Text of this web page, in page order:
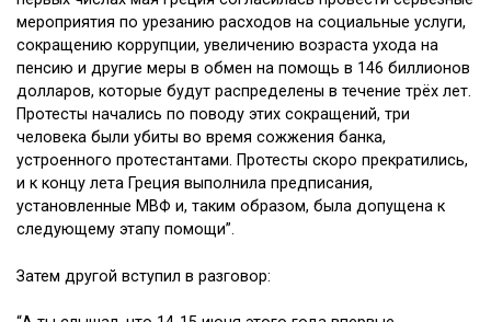
мероприятия по урезанию расходов на социальные услуги,
сокращению коррупции, увеличению возраста ухода на
пенсию и другие меры в обмен на помощь в 146 биллионов
долларов, которые будут распределены в течение трёх лет.
Протесты начались по поводу этих сокращений, три
человека были убиты во время сожжения банка,
устроенного протестантами. Протесты скоро прекратились,
и к концу лета Греция выполнила предписания,
установленные МВФ и, таким образом, была допущена к
следующему этапу помощи”.
“А ты слышал, что 14-15 июня этого года впервые